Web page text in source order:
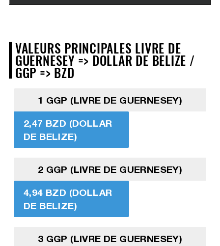
VALEURS PRINCIPALES LIVRE DE
GUERNESEY => DOLLAR DE BELIZE /
GGP => BZD
1 GGP (LIVRE DE GUERNESEY)
2,47 BZD (DOLLAR
DE BELIZE)
2 GGP (LIVRE DE GUERNESEY)
4,94 BZD (DOLLAR
DE BELIZE)
3 GGP (LIVRE DE GUERNESEY)